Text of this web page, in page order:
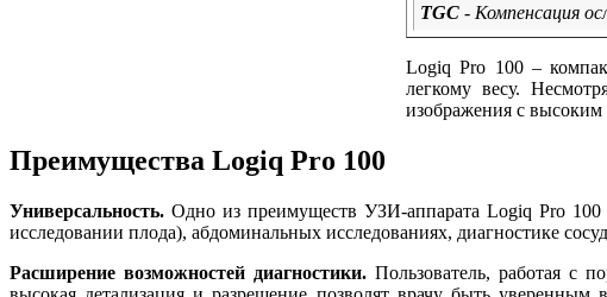
TGC - Компенсация
Logiq Pro 100 –
легкому весу.
изображения с высоким
Преимущества Logiq Pro 100
Универсальность. Одно из преимуществ УЗИ-аппарата Logiq Pro 100
исследовании плода), абдоминальных исследованиях, диагностике
Расширение возможностей диагностики. Пользователь, работая с